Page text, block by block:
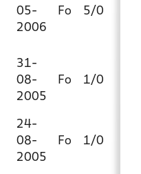
05-
2006
Fo 5/0
31-
08-
2005
Fo 1/0
24-
08-
2005
Fo 1/0